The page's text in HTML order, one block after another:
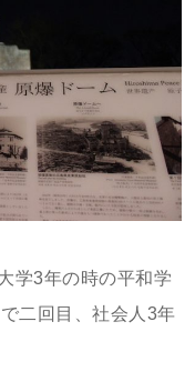
学3年の時の平和学
二回目、社会人3年